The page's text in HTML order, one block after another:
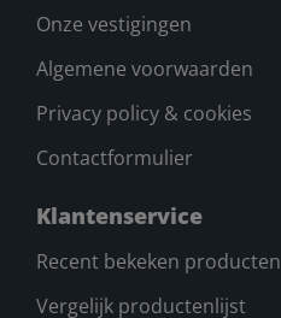
Onze vestigingen
Algemene voorwaarden
Privacy policy & cookies
Contactformulier
Klantenservice
Recent bekeken producten
Vergelijk productenlijst